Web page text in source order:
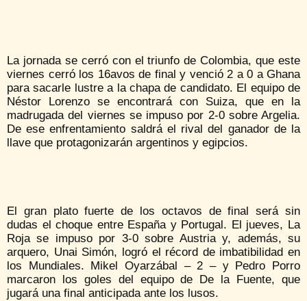
La jornada se cerró con el triunfo de Colombia, que este
viernes cerró los 16avos de final y venció 2 a 0 a Ghana
para sacarle lustre a la chapa de candidato. El equipo de
Néstor Lorenzo se encontrará con Suiza, que en la
madrugada del viernes se impuso por 2-0 sobre Argelia.
De ese enfrentamiento saldrá el rival del ganador de la
llave que protagonizarán argentinos y egipcios.
El gran plato fuerte de los octavos de final será sin
dudas el choque entre España y Portugal. El jueves, La
Roja se impuso por 3-0 sobre Austria y, además, su
arquero, Unai Simón, logró el récord de imbatibilidad en
los Mundiales. Mikel Oyarzábal – 2 – y Pedro Porro
marcaron los goles del equipo de De la Fuente, que
jugará una final anticipada ante los lusos.